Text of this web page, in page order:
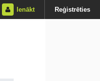
Ienākt Reģistrēties